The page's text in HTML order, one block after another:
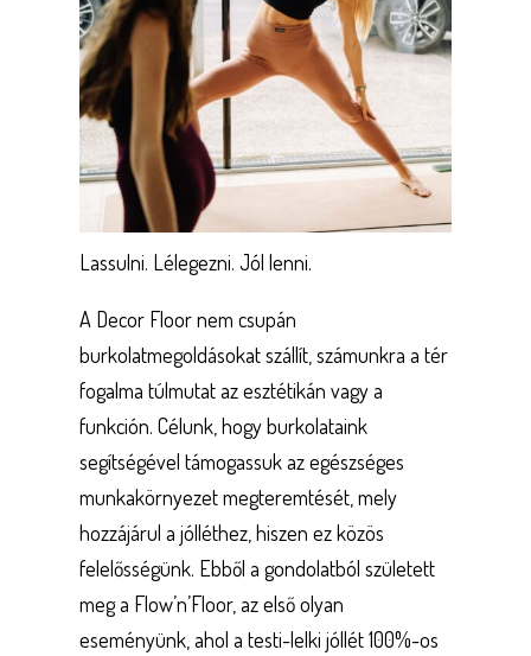
Lassulni. Lélegezni. Jól lenni.
A Decor Floor nem csupán
burkolatmegoldásokat szállít, számunkra a tér
fogalma túlmutat az esztétikán vagy a
funkción. Célunk, hogy burkolataink
segítségével támogassuk az egészséges
munkakörnyezet megteremtését, mely
hozzájárul a jólléthez, hiszen ez közös
felelősségünk. Ebből a gondolatból született
meg a Flow’n’Floor, az első olyan
eseményünk, ahol a testi-lelki jóllét 100%-os